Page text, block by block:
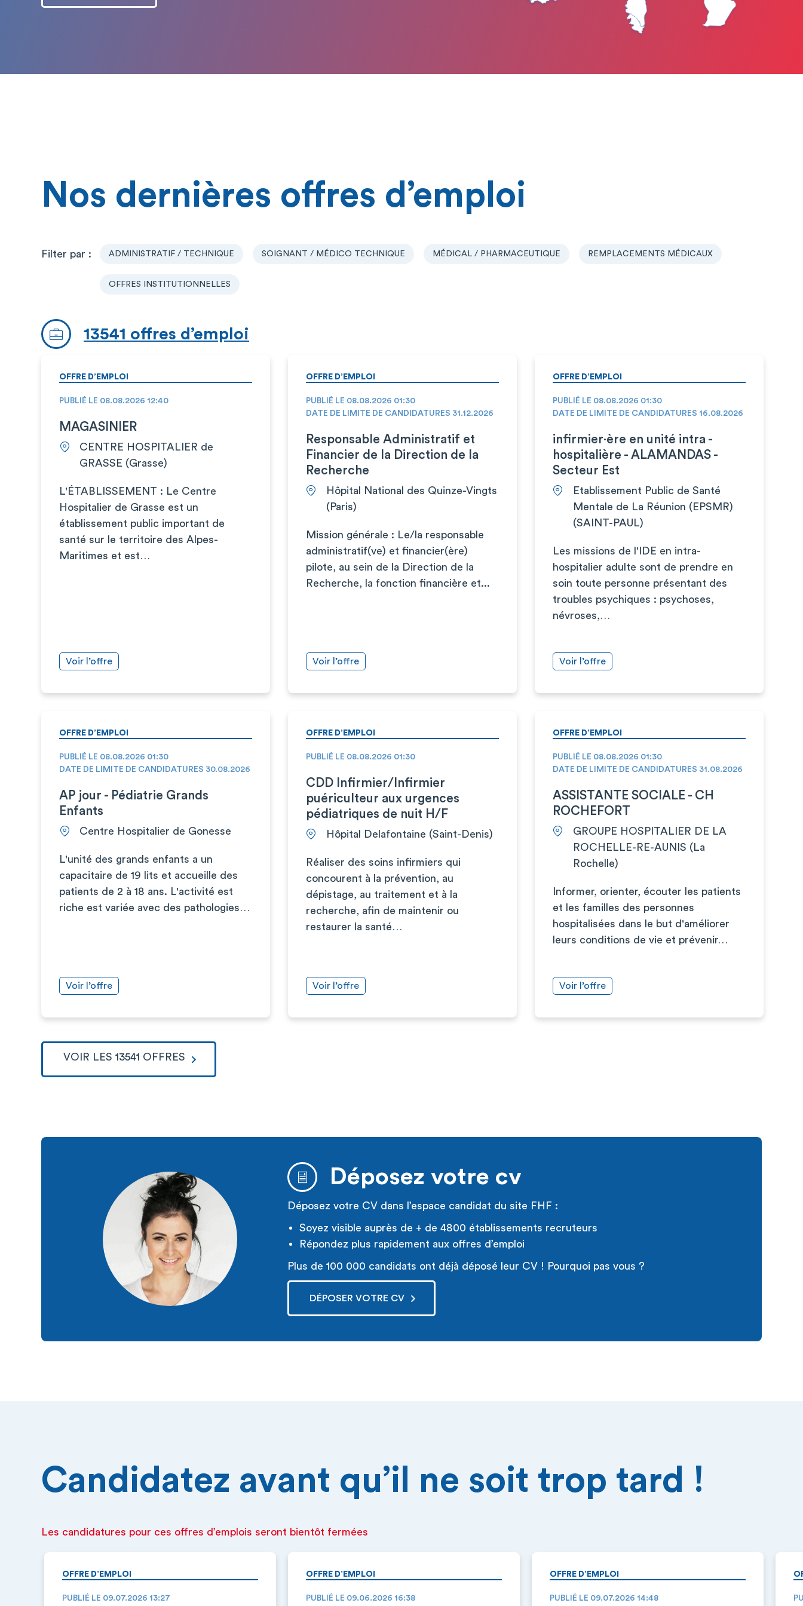
Nos dernières offres d’emploi
ADMINISTRATIF / TECHNIQUE SOIGNANT / MÉDICO TECHNIQUE MÉDICAL / PHARMACEUTIQUE REMPLACEMENTS MÉDICAUX
OFFRES INSTITUTIONNELLES
13541 offres d’emploi
OFFRE D’EMPLOI
PUBLIÉ LE 08.08.2026 12:40
MAGASINIER
CENTRE HOSPITALIER de
GRASSE (Grasse)
L'ÉTABLISSEMENT : Le Centre
Hospitalier de Grasse est un
établissement public important de
santé sur le territoire des Alpes-
Maritimes et est…
Voir l’offre
OFFRE D’EMPLOI
PUBLIÉ LE 08.08.2026 01:30
DATE DE LIMITE DE CANDIDATURES 31.12.2026
Responsable Administratif et
Financier de la Direction de la
Recherche
Hôpital National des Quinze-Vingts
(Paris)
Mission générale : Le/la responsable
administratif(ve) et financier(ère)
pilote, au sein de la Direction de la
Recherche, la fonction financière et...
Voir l’offre
OFFRE D’EMPLOI
PUBLIÉ LE 08.08.2026 01:30
DATE DE LIMITE DE CANDIDATURES 16.08.2026
infirmier·ère en unité intra -
hospitalière - ALAMANDAS -
Secteur Est
Etablissement Public de Santé
Mentale de La Réunion (EPSMR)
(SAINT-PAUL)
Les missions de l'IDE en intra-
hospitalier adulte sont de prendre en
soin toute personne présentant des
troubles psychiques : psychoses,
névroses,…
Voir l’offre
OFFRE D’EMPLOI
PUBLIÉ LE 08.08.2026 01:30
DATE DE LIMITE DE CANDIDATURES 30.08.2026
AP jour - Pédiatrie Grands
Enfants
Centre Hospitalier de Gonesse
L'unité des grands enfants a un
capacitaire de 19 lits et accueille des
patients de 2 à 18 ans. L'activité est
riche est variée avec des pathologies…
Voir l’offre
OFFRE D’EMPLOI
PUBLIÉ LE 08.08.2026 01:30
CDD Infirmier/Infirmier
puériculteur aux urgences
pédiatriques de nuit H/F
Hôpital Delafontaine (Saint-Denis)
Réaliser des soins infirmiers qui
concourent à la prévention, au
dépistage, au traitement et à la
recherche, afin de maintenir ou
restaurer la santé…
Voir l’offre
OFFRE D’EMPLOI
PUBLIÉ LE 08.08.2026 01:30
DATE DE LIMITE DE CANDIDATURES 31.08.2026
ASSISTANTE SOCIALE - CH
ROCHEFORT
GROUPE HOSPITALIER DE LA
ROCHELLE-RE-AUNIS (La
Rochelle)
Informer, orienter, écouter les patients
et les familles des personnes
hospitalisées dans le but d'améliorer
leurs conditions de vie et prévenir…
Voir l’offre
VOIR LES 13541 OFFRES
Déposez votre cv
Déposez votre CV dans l’espace candidat du site FHF :
Soyez visible auprès de + de 4800 établissements recruteurs
Répondez plus rapidement aux offres d’emploi
Plus de 100 000 candidats ont déjà déposé leur CV ! Pourquoi pas vous ?
DÉPOSER VOTRE CV
Candidatez avant qu’il ne soit trop tard !
Les candidatures pour ces offres d’emplois seront bientôt fermées
OFFRE D’EMPLOI
PUBLIÉ LE 09.07.2026 13:27
OFFRE D’EMPLOI
PUBLIÉ LE 09.06.2026 16:38
OFFRE D’EMPLOI
PUBLIÉ LE 09.07.2026 14:48